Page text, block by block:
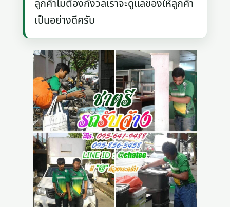
ลูกค้าไม่ต้องกังวลเราจะดูแลของให้ลูกค้า
เป็นอย่างดีครับ